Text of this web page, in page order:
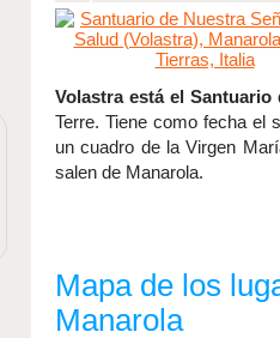
Volastra está el
Terre. Tiene como fecha el
un cuadro de la Virgen
salen de Manarola.
Mapa de los
Manarola